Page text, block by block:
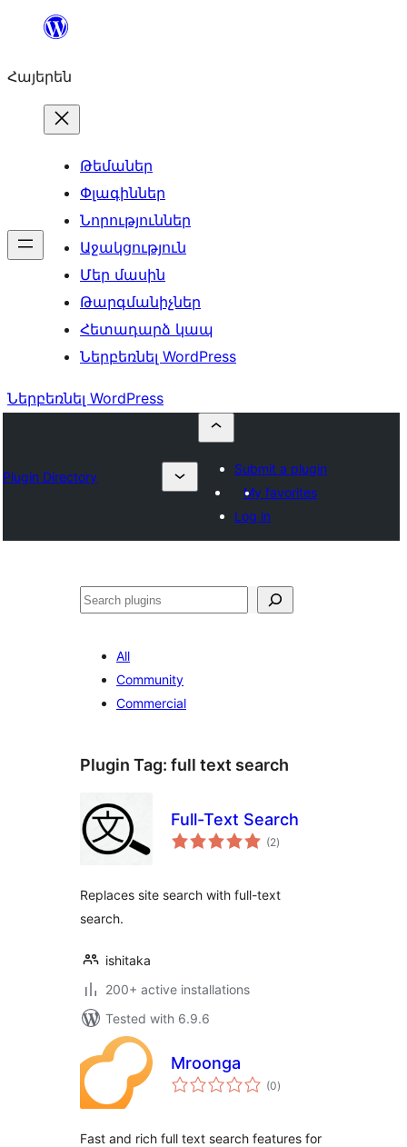
Անցնել
Հայերեն
Թեմաներ
Փլագիններ
Նորություններ
Աջակցություն
Մեր մասին
Թարգմանիչներ
Հետադարձ կապ
Ներբեռնել WordPress
Ներբեռնել WordPress
Plugin Directory
Submit a plugin
My favorites
Log in
Որոնել
All
Community
Commercial
Plugin Tag: full text search
Full-Text Search
(2total
ratings
)
Replaces site search with full-text
search.
ishitaka
200+ active installations
Tested with 6.9.6
Mroonga
(0total
ratings
)
Fast and rich full text search features for